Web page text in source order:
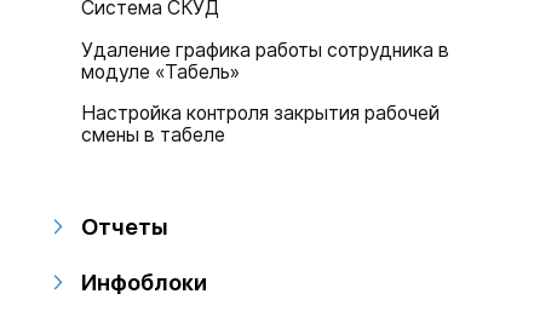
Система СКУД
Удаление графика работы сотрудника в
модуле «Табель»
Настройка контроля закрытия рабочей
смены в табеле
Отчеты
Инфоблоки